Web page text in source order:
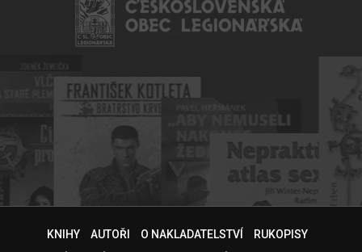
KNIHY AUTOŘI O NAKLADATELSTVÍ RUKOPISY